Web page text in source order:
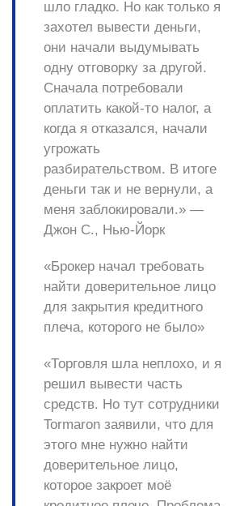
шло гладко. Но как только я
захотел вывести деньги,
они начали выдумывать
одну отговорку за другой.
Сначала потребовали
оплатить какой-то налог, а
когда я отказался, начали
угрожать
разбирательством. В итоге
деньги так и не вернули, а
меня заблокировали.» —
Джон С., Нью-Йорк
«Брокер начал требовать
найти доверительное лицо
для закрытия кредитного
плеча, которого не было»
«Торговля шла неплохо, и я
решил вывести часть
средств. Но тут сотрудники
Tormaron заявили, что для
этого мне нужно найти
доверительное лицо,
которое закроет моё